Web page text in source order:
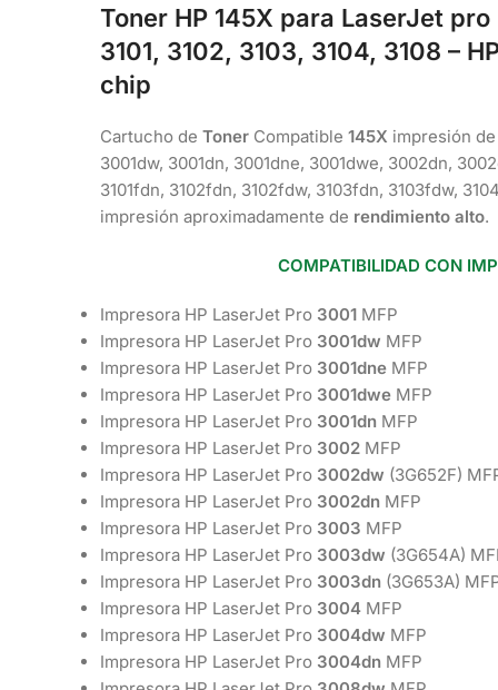
Toner HP 145X para LaserJet
3101, 3102, 3103, 3104, 3108 –
chip
Cartucho de Toner Compatible 145X impresión
3001dw, 3001dn, 3001dne, 3001dwe, 3002dn,
3101fdn, 3102fdn, 3102fdw, 3103fdn, 3103fdw,
impresión aproximadamente de rendimiento alto.
COMPATIBILIDAD CON
Impresora HP LaserJet Pro 3001 MFP
Impresora HP LaserJet Pro 3001dw MFP
Impresora HP LaserJet Pro 3001dne MFP
Impresora HP LaserJet Pro 3001dwe MFP
Impresora HP LaserJet Pro 3001dn MFP
Impresora HP LaserJet Pro 3002 MFP
Impresora HP LaserJet Pro 3002dw (3G652F)
Impresora HP LaserJet Pro 3002dn MFP
Impresora HP LaserJet Pro 3003 MFP
Impresora HP LaserJet Pro 3003dw (3G654A)
Impresora HP LaserJet Pro 3003dn (3G653A)
Impresora HP LaserJet Pro 3004 MFP
Impresora HP LaserJet Pro 3004dw MFP
Impresora HP LaserJet Pro 3004dn MFP